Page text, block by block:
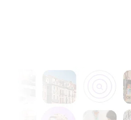
Estética
Y REFORMAS